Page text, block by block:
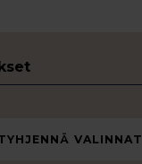
VALINNAT